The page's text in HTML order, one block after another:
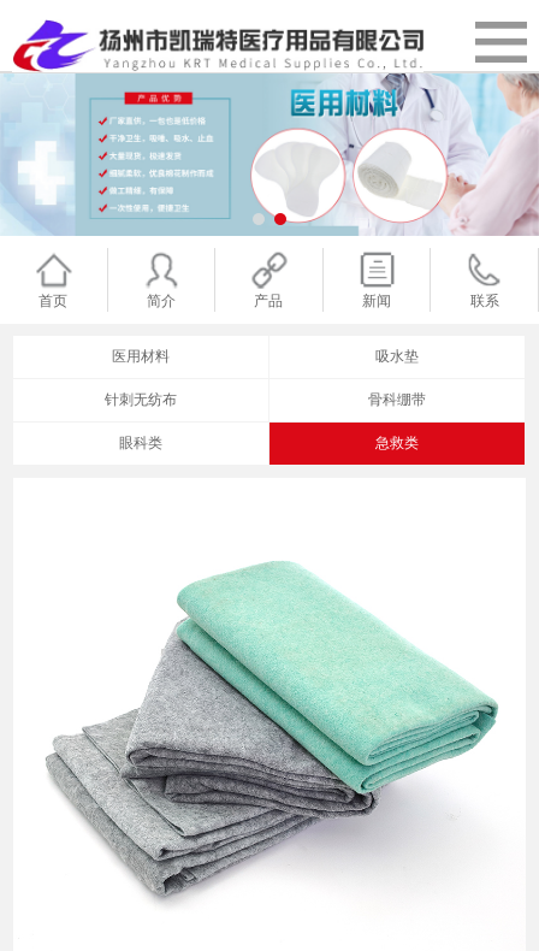
首页 简介 产品 新闻 联系
医用材料 吸水垫
针刺无纺布 骨科绷带
眼科类 急救类